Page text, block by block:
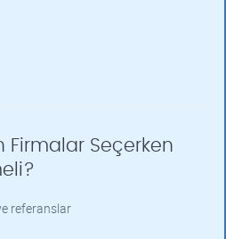
Firmalar Seçerken
referanslar